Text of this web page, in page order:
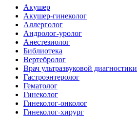
Акушер
Акушер-гинеколог
Аллерголог
Андролог-уролог
Анестезиолог
Библиотека
Вертебролог
Врач ультразвуковой диагностики
Гастроэнтеролог
Гематолог
Гинеколог
Гинеколог-онколог
Гинеколог-хирург